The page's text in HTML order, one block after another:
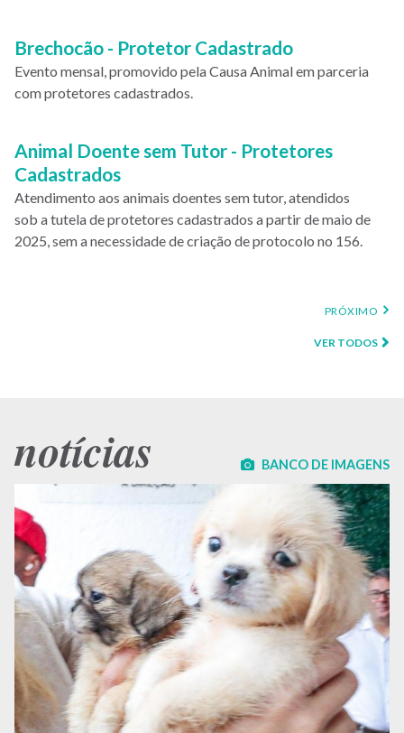
Brechocão - Protetor Cadastrado
Evento mensal, promovido pela Causa Animal em parceria
com protetores cadastrados.
Animal Doente sem Tutor - Protetores
Cadastrados
Atendimento aos animais doentes sem tutor, atendidos
sob a tutela de protetores cadastrados a partir de maio de
2025, sem a necessidade de criação de protocolo no 156.
PRÓXIMA
PRÓXIMO
VER TODOS
notícias BANCO DE IMAGENS